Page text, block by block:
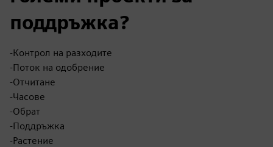
поддръжка?
-Контрол на разходите
-Поток на одобрение
-Отчитане
-Часове
-Обрат
-Поддръжка
-Растение